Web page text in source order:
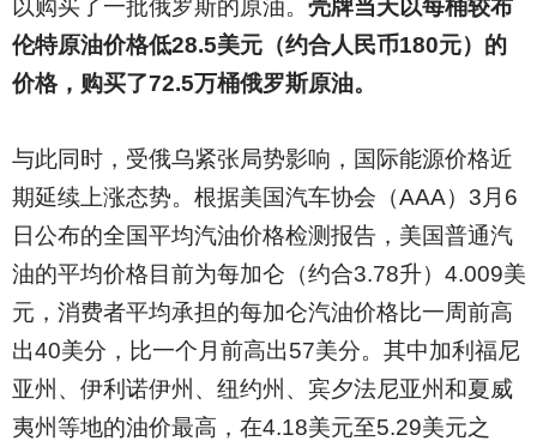
以购买了一批俄罗斯的原油。 壳牌当天以每桶较布
伦特原油价格低28.5美元（约合人民币180元）的
价格，购买了72.5万桶俄罗斯原油。
与此同时，受俄乌紧张局势影响，国际能源价格近
期延续上涨态势。根据美国汽车协会（AAA）3月6
日公布的全国平均汽油价格检测报告，美国普通汽
油的平均价格目前为每加仑（约合3.78升）4.009美
元，消费者平均承担的每加仑汽油价格比一周前高
出40美分，比一个月前高出57美分。其中加利福尼
亚州、伊利诺伊州、纽约州、宾夕法尼亚州和夏威
夷州等地的油价最高，在4.18美元至5.29美元之